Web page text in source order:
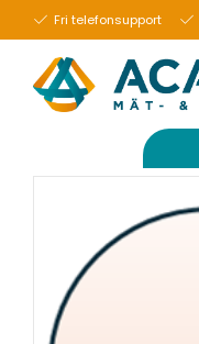
Fri telefonsupport